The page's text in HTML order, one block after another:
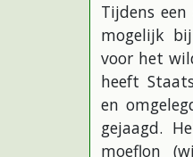
Tijdens
mogelijk
voor het
heeft
en
gejaagd.
moeflon